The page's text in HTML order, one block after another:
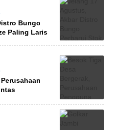
Bungo
Paling Laris